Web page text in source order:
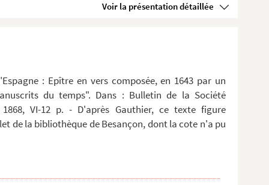
Voir la présentation détaillée
: Epître en vers composée, en 1643 par un
du temps". Dans : Bulletin de la Société
VI-12 p. - D'après Gauthier, ce texte figure
de la bibliothèque de Besançon, dont la cote n'a pu